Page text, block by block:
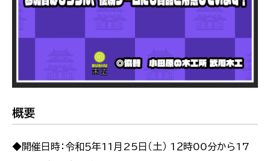
概要
◆開催日時：令和５年11月25日（土） 1２時00分から17